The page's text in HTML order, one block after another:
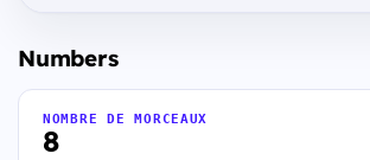
Numbers
8
NOMBRE DE MORCEAUX